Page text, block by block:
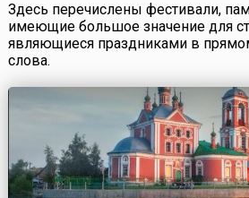
Здесь перечислены фестивали,
имеющие большое значение для
являющиеся праздниками в
слова.